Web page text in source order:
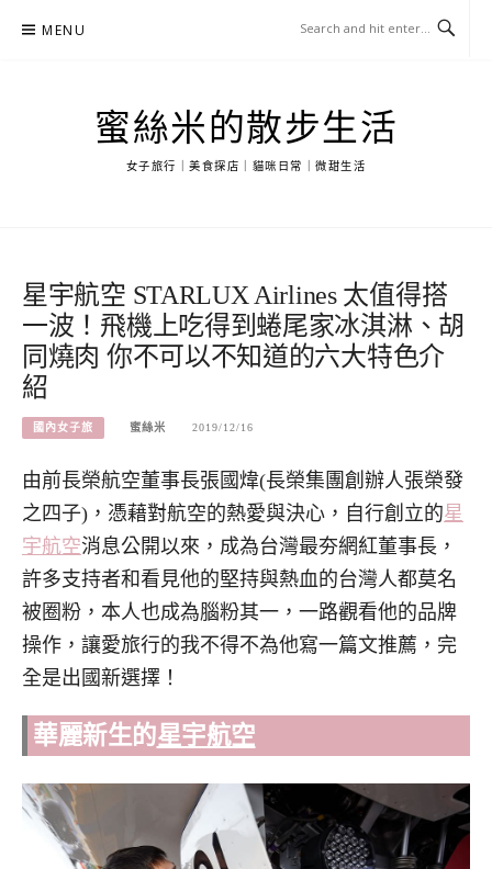
MENU
蜜絲米的散步生活
女子旅行｜美食探店｜貓咪日常｜微甜生活
星宇航空 STARLUX Airlines 太值得搭
一波！飛機上吃得到蜷尾家冰淇淋、胡
同燒肉 你不可以不知道的六大特色介
紹
國內女子旅 蜜絲米 2019/12/16
由前長榮航空董事長張國煒(長榮集團創辦人張榮發
之四子)，憑藉對航空的熱愛與決心，自行創立的星
宇航空消息公開以來，成為台灣最夯網紅董事長，
許多支持者和看見他的堅持與熱血的台灣人都莫名
被圈粉，本人也成為腦粉其一，一路觀看他的品牌
操作，讓愛旅行的我不得不為他寫一篇文推薦，完
全是出國新選擇！
華麗新生的星宇航空